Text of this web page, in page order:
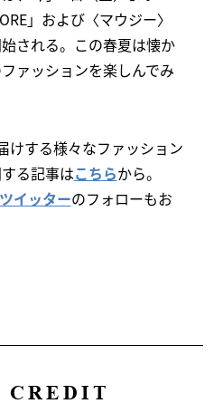
」および〈マウジー〉
される。この春夏は懐か
ァッションを楽しんでみ
けする様々なファッション
る記事はこちらから。
イッターのフォローもお